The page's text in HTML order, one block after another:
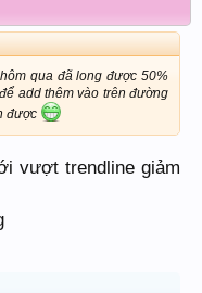
qua đã long được 50%
add thêm vào trên đường
được
vượt trendline giảm